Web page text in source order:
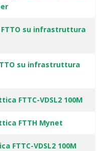
FTTO su infrastruttura
su infrastruttura
FTTC-VDSL2 100M
FTTH Mynet
FTTC-VDSL2 100M